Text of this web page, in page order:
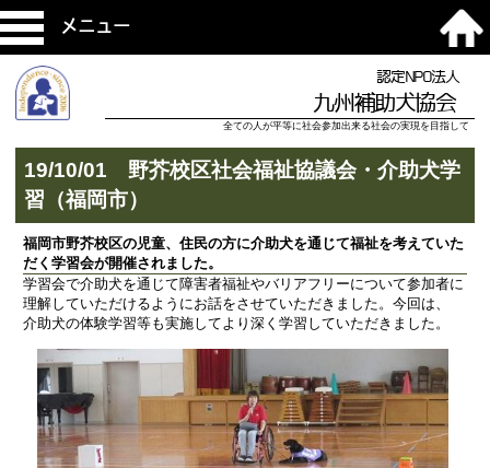
メニュー
認定NPO法人
九州補助犬協会
全ての人が平等に社会参加出来る社会の実現を目指して
19/10/01 野芥校区社会福祉協議会・介助犬学
習（福岡市）
福岡市野芥校区の児童、住民の方に介助犬を通じて福祉を考えていた
だく学習会が開催されました。
学習会で介助犬を通じて障害者福祉やバリアフリーについて参加者に
理解していただけるようにお話をさせていただきました。今回は、
介助犬の体験学習等も実施してより深く学習していただきました。